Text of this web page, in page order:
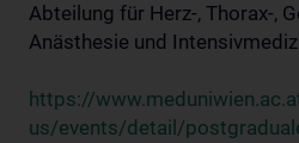
Abteilung für Herz-, Thorax-,
Anästhesie und
https://
us/events/detail/